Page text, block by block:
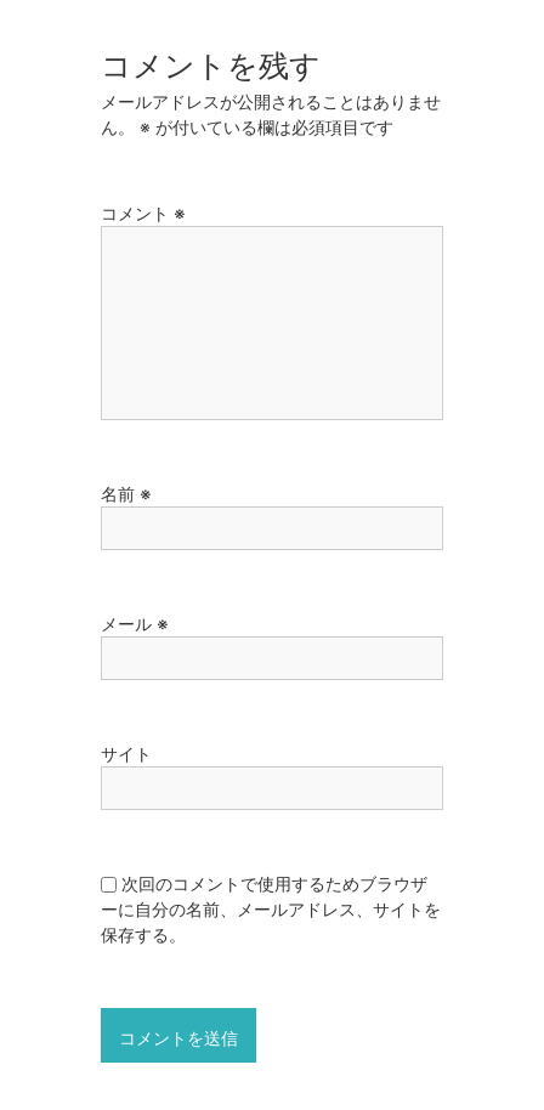
コメントを残す
メールアドレスが公開されることはありませ
ん。
※ が付いている欄は必須項目です
コメント ※
名前 ※
メール ※
サイト
次回のコメントで使用するためブラウザ
ーに自分の名前、メールアドレス、サイトを
保存する。